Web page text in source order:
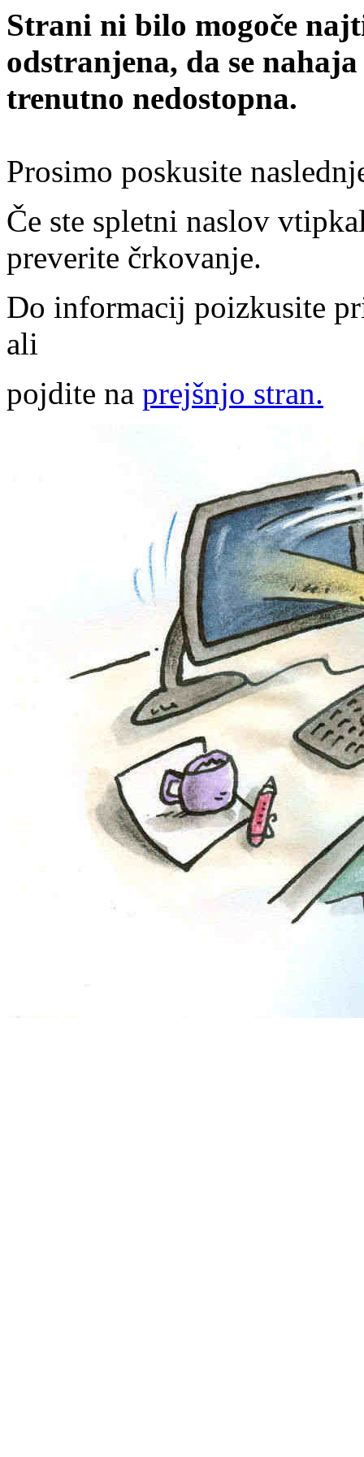
Strani ni bilo mogoče
odstranjena, da se
trenutno nedostopna.
Prosimo poskusite
Če ste spletni naslov
preverite črkovanje.
Do informacij poizkusite
ali
pojdite na prejšnjo stran.